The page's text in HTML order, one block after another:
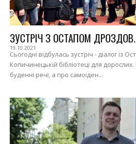
ЗУСТРІЧ З ОСТАПОМ
19.10.2021
Сьогодні відбулась зустріч - діалог із
Копичинецькій бібліотеці для
буденні речі, а про самоіден...